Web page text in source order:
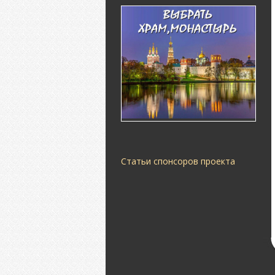
Статьи спонсоров проекта